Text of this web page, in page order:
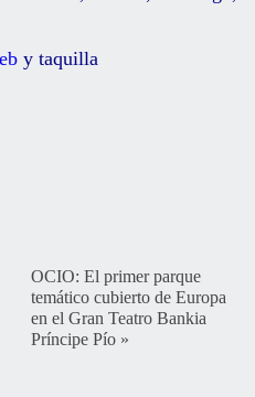
y taquilla
OCIO: El primer parque
temático cubierto de Europa
en el Gran Teatro Bankia
Príncipe Pío »